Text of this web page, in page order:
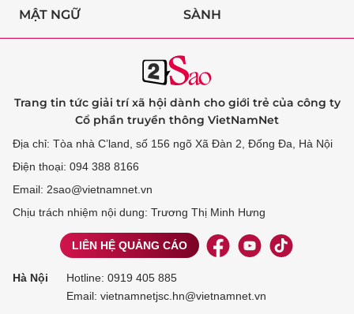
MẬT NGỮ SÀNH
Trang tin tức giải trí xã hội dành cho giới trẻ của công ty
Cổ phần truyền thông VietNamNet
Địa chỉ: Tòa nhà C’land, số 156 ngõ Xã Đàn 2, Đống Đa, Hà Nội
Điện thoại: 094 388 8166
Email: 2sao@vietnamnet.vn
Chịu trách nhiệm nội dung: Trương Thị Minh Hưng
LIÊN HỆ QUẢNG CÁO
Hà Nội Hotline: 0919 405 885
Email: vietnamnetjsc.hn@vietnamnet.vn